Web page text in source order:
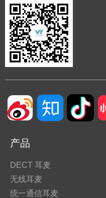
产品
DECT 耳麦
无线耳麦
统一通信耳麦